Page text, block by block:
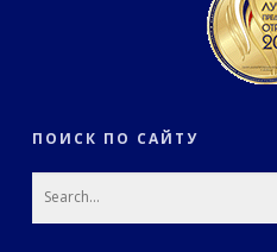
ПОИСК ПО САЙТУ